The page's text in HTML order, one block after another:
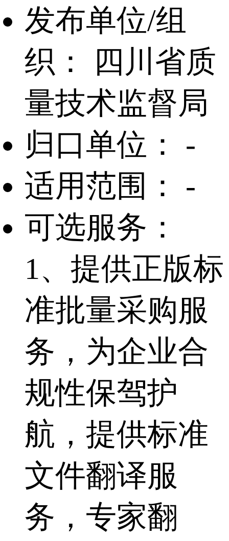
发布单位/组
织：
四川省质
量技术监督局
归口单位：
-
适用范围：
-
可选服务：
1、提供正版标
准批量采购服
务，为企业合
规性保驾护
航，提供标准
文件翻译服
务，专家翻